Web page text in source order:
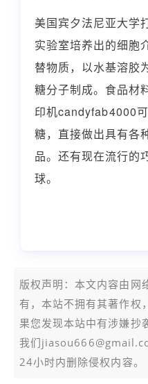
美国宾夕法尼亚大学
实验室培养出的细胞
替物质，以水基溶胶
糖分子制成。食品材
印机candyfab4000
糖，直接做出具有各
品。还有现在流行的
球。
版权声明：本文内容由网
有，本站不拥有其著作权
果您发现本站中有涉嫌抄
我们
24小时内删除侵权内容。